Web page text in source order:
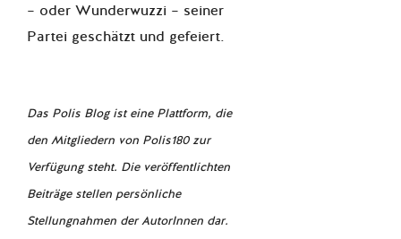
– oder Wunderwuzzi – seiner
Partei geschätzt und gefeiert.
Das Polis Blog ist eine Plattform, die
den Mitgliedern von Polis180 zur
Verfügung steht. Die veröffentlichten
Beiträge stellen persönliche
Stellungnahmen der AutorInnen dar.